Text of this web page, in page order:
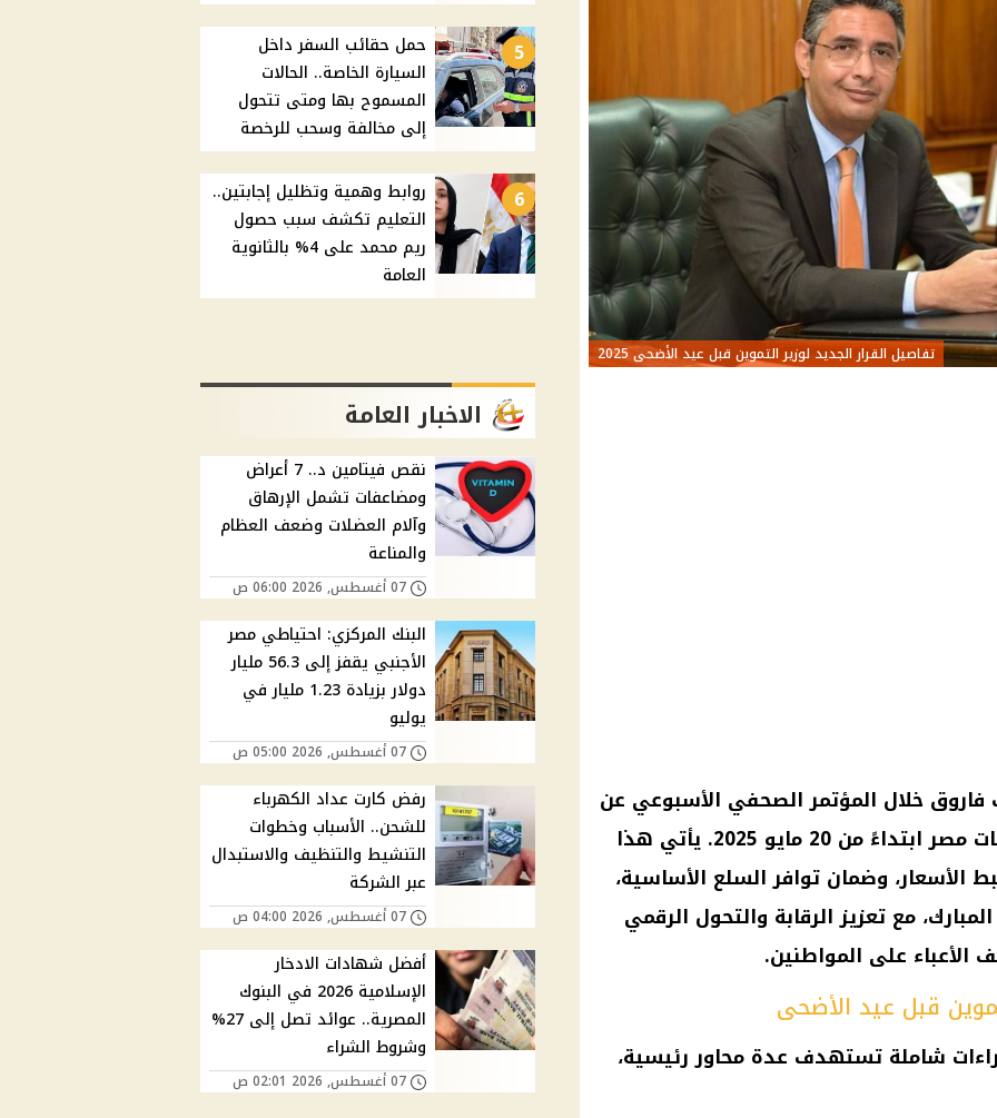
تفاصيل القرار الجديد لوزير التموين قبل عيد الأضحى 2025
فاروق خلال المؤتمر الصحفي الأسبوعي عن
قرار جديد بدأ سريانه في محافظات مصر ابتداءً من 20 مايو 2025. يأتي هذا
الأسعار، وضمان توافر السلع الأساسية،
مع تعزيز الرقابة والتحول الرقمي
على المواطنين.
قبل عيد الأضحى
شاملة تستهدف عدة محاور رئيسية،
5
حمل حقائب السفر داخل
السيارة الخاصة.. الحالات
المسموح بها ومتى تتحول
إلى مخالفة وسحب للرخصة
6
روابط وهمية وتظليل إجابتين..
التعليم تكشف سبب حصول
ريم محمد على 4% بالثانوية
العامة
الاخبار العامة
نقص فيتامين د.. 7 أعراض
ومضاعفات تشمل الإرهاق
وآلام العضلات وضعف العظام
والمناعة
07 أغسطس, 2026 06:00 ص
البنك المركزي: احتياطي مصر
الأجنبي يقفز إلى 56.3 مليار
دولار بزيادة 1.23 مليار في
يوليو
07 أغسطس, 2026 05:00 ص
رفض كارت عداد الكهرباء
للشحن.. الأسباب وخطوات
التنشيط والتنظيف والاستبدال
عبر الشركة
07 أغسطس, 2026 04:00 ص
أفضل شهادات الادخار
الإسلامية 2026 في البنوك
المصرية.. عوائد تصل إلى 27%
وشروط الشراء
07 أغسطس, 2026 02:01 ص